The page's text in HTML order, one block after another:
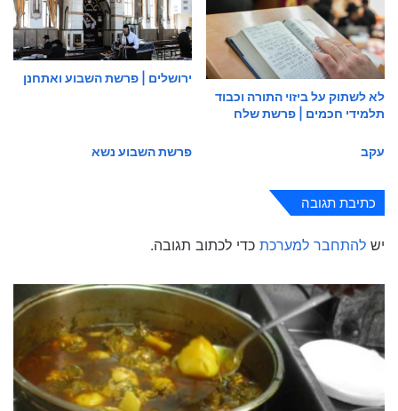
לא לשתוק על ביזוי התורה וכבוד
תלמידי חכמים | פרשת שלח
ירושלים | פרשת השבוע ואתחנן
עקב פרשת השבוע נשא
כתיבת תגובה
יש להתחבר למערכת כדי לכתוב תגובה.